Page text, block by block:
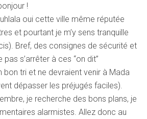
!
oui cette ville même réputée
et pourtant je m’y sens tranquille
Bref, des consignes de sécurité et
s’arrêter à ces “on dit”
bon tri et ne devraient venir à Mada
dépasser les préjugés faciles).
je recherche des bons plans, je
alarmistes. Allez donc au